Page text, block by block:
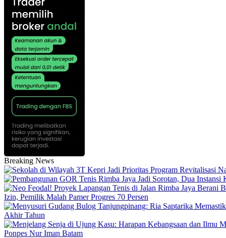
Breaking News
Izin, Pemilik Malah Pamer Progres 70 Persen
Akhir Tahun
Ponpes Nur Iman Batam